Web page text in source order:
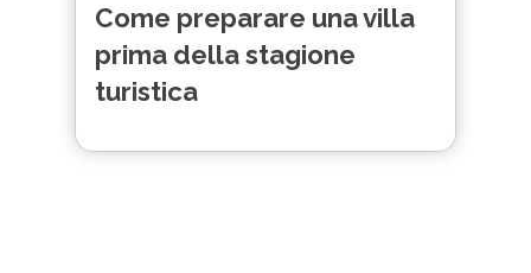
Come preparare una villa
prima della stagione
turistica